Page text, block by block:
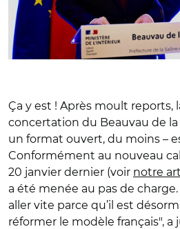
Ça y est ! Après moult reports,
concertation du Beauvau de
un format ouvert, du moins –
Conformément au nouveau
20 janvier dernier (voir notre
a été menée au pas de
aller vite parce qu’il est
réformer le modèle français", a